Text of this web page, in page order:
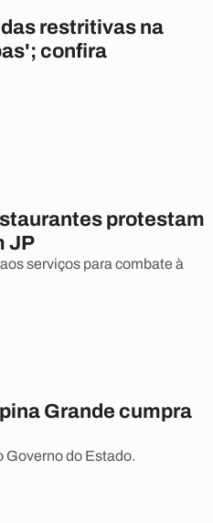
restritivas na
confira
protestam
JP
serviços para combate à
Grande cumpra
Governo do Estado.